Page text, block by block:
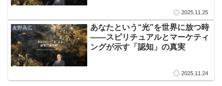
2025.11.25
友野高広
​あなたという“光”を世界に放つ時
——スピリチュアルとマーケティ
ングが示す「認知」の真実
2025.11.24